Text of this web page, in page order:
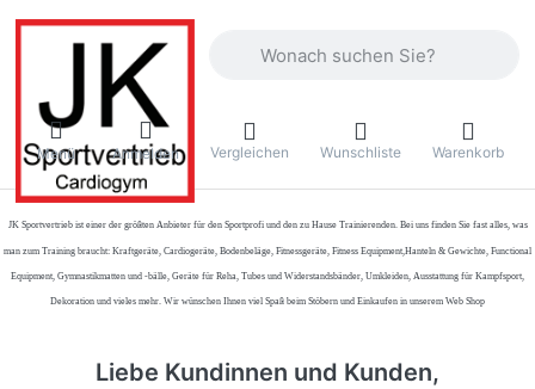
Menü Anmelden Vergleichen Wunschliste Warenkorb
JK Sportvertrieb ist einer der größten Anbieter für den Sportprofi und den zu Hause Trainierenden. Bei uns finden Sie fast alles, was
man zum Training braucht: Kraftgeräte, Cardiogeräte, Bodenbeläge, Fitnessgeräte, Fitness Equipment,Hanteln & Gewichte, Functional
Equipment, Gymnastikmatten und -bälle, Geräte für Reha, Tubes und Widerstandsbänder, Umkleiden, Ausstattung für Kampfsport,
Dekoration und vieles mehr. Wir wünschen Ihnen viel Spaß beim Stöbern und Einkaufen in unserem Web Shop
Liebe Kundinnen und Kunden,